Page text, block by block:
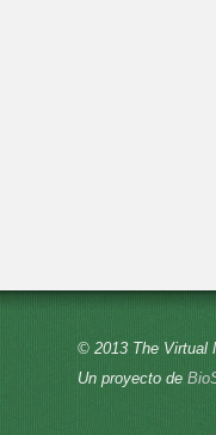
© 2013 The Virtual
Un proyecto de